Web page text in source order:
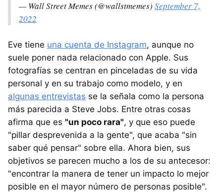
— Wall Street Memes (@wallstmemes) September 7,
2022
Eve tiene una cuenta de Instagram, aunque no
suele poner nada relacionado con Apple. Sus
fotografías se centran en pinceladas de su vida
personal y en su trabajo como modelo, y en
algunas entrevistas se la señala como la persona
más parecida a Steve Jobs. Entre otras cosas
afirma que es "un poco rara", y que eso puede
"pillar desprevenida a la gente", que acaba "sin
saber qué pensar" sobre ella. Ahora bien, sus
objetivos se parecen mucho a los de su antecesor:
"encontrar la manera de tener un impacto lo mejor
posible en el mayor número de personas posible".